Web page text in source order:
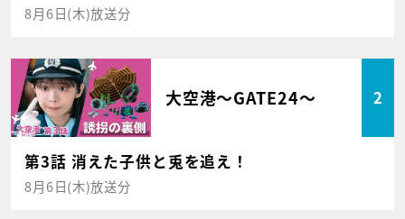
8月6日(木)放送分
大空港～GATE24～ 2
第3話 消えた子供と兎を追え！
8月6日(木)放送分